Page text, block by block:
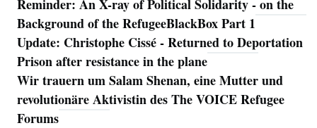
Reminder: An X-ray of Political Solidarity - on the
Background of the RefugeeBlackBox Part 1
Update: Christophe Cissé - Returned to Deportation
Prison after resistance in the plane
Wir trauern um Salam Shenan, eine Mutter und
revolutionäre Aktivistin des The VOICE Refugee
Forums